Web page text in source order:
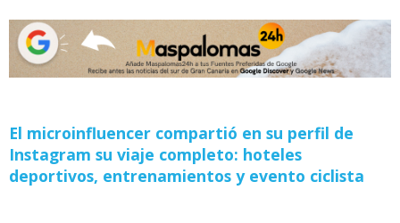
El microinfluencer compartió en su perfil de
Instagram su viaje completo: hoteles
deportivos, entrenamientos y evento ciclista